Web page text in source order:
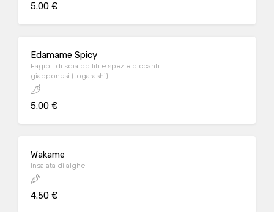
5.00 €
Edamame Spicy
Fagioli di soia bolliti e spezie piccanti
giapponesi (togarashi)
5.00 €
Wakame
Insalata di alghe
4.50 €